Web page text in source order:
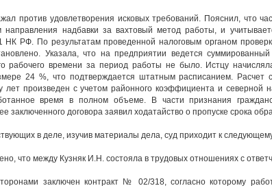
против удовлетворения исковых требований. Пояснил, что
направления надбавки за вахтовый метод работы, и
НК РФ. По результатам проведенной налоговым органом
Указала, что на предприятии ведется суммированный
рабочего времени за период работы не было. Истцу
24 %, что подтверждается штатным расписанием. Расчет
лет произведен с учетом районного коэффициента и северной
время в полном объеме. В части признания
заключенного договора заявил ходатайство о пропуске срока
в деле, изучив материалы дела, суд приходит к
что между Кузняк И.Н. состояла в трудовых отношениях с
заключен контракт № 02/318, согласно которому